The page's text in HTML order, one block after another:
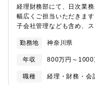
経理財務部にて、日次業
幅広くご担当いただきま
子会社管理なども含め、
次・四半期・年次決算（
類作成（有価証券報告書
算、申告書作成■J-SOX
管理※日常的に英語での
勤務地 神奈川県
年収 800万円～1000
職種
経理・財務・会